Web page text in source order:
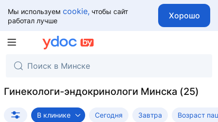
Мы используем cookie, чтобы сайт
работал лучше
Хорошо
Гинекологи-эндокринологи Минска
В клинике Сегодня Завтра Возраст